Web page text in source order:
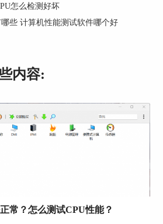
怎么检测好坏
些 计算机性能测试软件哪个好
内容:
常？怎么测试CPU性能？